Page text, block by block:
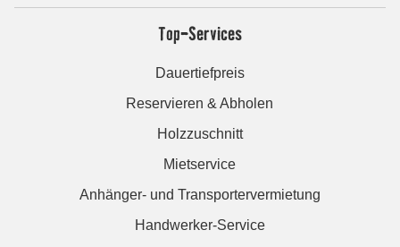
Top-Services
Dauertiefpreis
Reservieren & Abholen
Holzzuschnitt
Mietservice
Anhänger- und Transportervermietung
Handwerker-Service